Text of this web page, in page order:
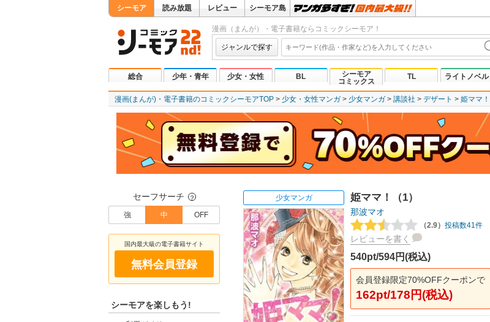
シーモア 読み放題 レビュー シーモア島
漫画（まんが）・電子書籍ならコミックシーモア！
ジャンルで探す
総合 少年・青年 少女・女性 BL
シーモア
コミックス
TL ライトノベル
漫画(まんが)・電子書籍のコミックシーモアTOP 少女・女性マンガ 少女マンガ 講談社 デザート 姫ママ！
セーフサーチ ？
強 中 OFF
国内最大級の電子書籍サイト
無料会員登録
シーモアを楽しもう!
少女マンガ 姫ママ！（1）
那波マオ
（2.9） 投稿数41件
レビューを書く
540pt/594円(税込)
会員登録限定70%OFFクーポンで
162pt/178円(税込)